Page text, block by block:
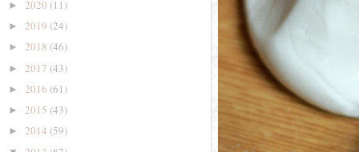
► 2020 (11)
► 2019 (24)
► 2018 (46)
► 2017 (43)
► 2016 (61)
► 2015 (43)
► 2014 (59)